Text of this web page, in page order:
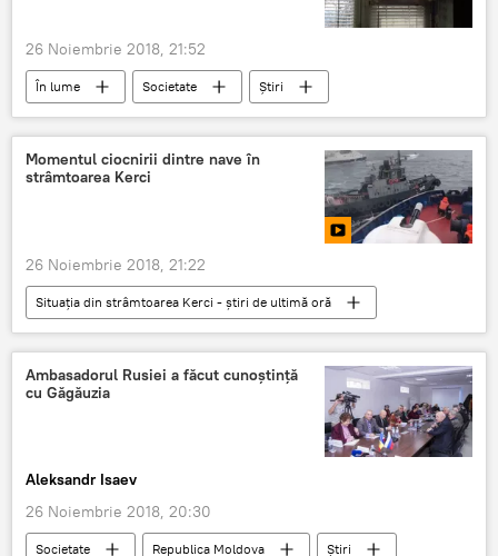
26 Noiembrie 2018, 21:52
În lume Societate
Știri
Lume
pisica peste Video
Momentul ciocnirii dintre nave în
strâmtoarea Kerci
26 Noiembrie 2018, 21:22
Situația din strâmtoarea Kerci - știri de ultimă oră
Video
Multimedia
Știri
Rusia
Ambasadorul Rusiei a făcut cunoștință
cu Găgăuzia
Aleksandr Isaev
26 Noiembrie 2018, 20:30
Societate Republica Moldova
Știri